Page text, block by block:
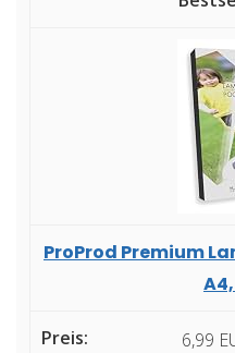
ProProd Premium
6,99